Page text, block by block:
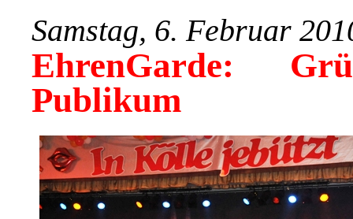
Samstag, 6. Februar
EhrenGarde:
Publikum